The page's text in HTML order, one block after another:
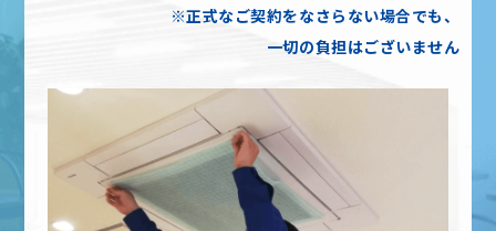
※正式なご契約をなさらない場合でも、
一切の負担はございません